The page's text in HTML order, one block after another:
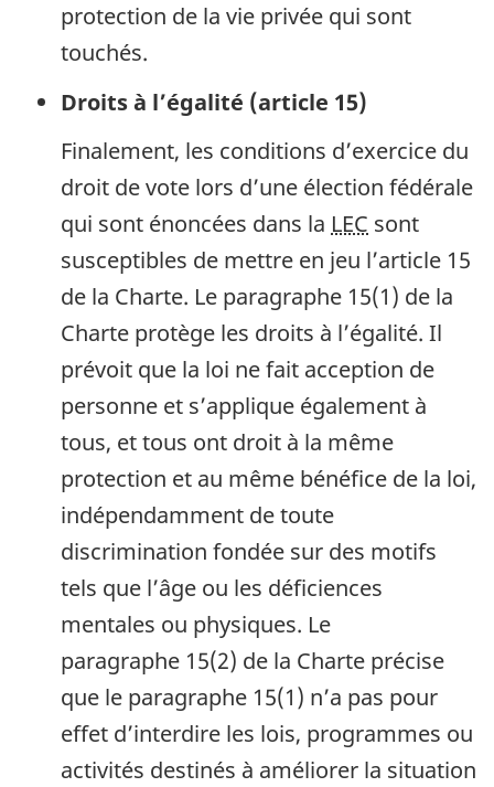
protection de la vie privée qui sont
touchés.
Droits à l’égalité (article 15)
Finalement, les conditions d’exercice du
droit de vote lors d’une élection fédérale
qui sont énoncées dans la LEC sont
susceptibles de mettre en jeu l’article 15
de la Charte. Le paragraphe 15(1) de la
Charte protège les droits à l’égalité. Il
prévoit que la loi ne fait acception de
personne et s’applique également à
tous, et tous ont droit à la même
protection et au même bénéfice de la loi,
indépendamment de toute
discrimination fondée sur des motifs
tels que l’âge ou les déficiences
mentales ou physiques. Le
paragraphe 15(2) de la Charte précise
que le paragraphe 15(1) n’a pas pour
effet d’interdire les lois, programmes ou
activités destinés à améliorer la situation